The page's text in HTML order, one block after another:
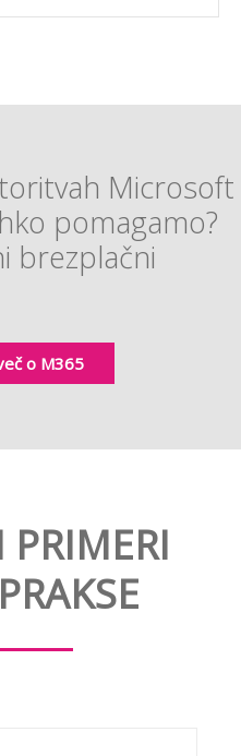
Microsoft
pomagamo?
brezplačni
o M365